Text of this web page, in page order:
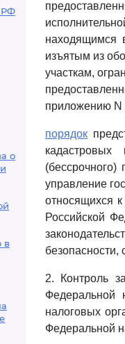
РФ
о
в
находящимся
изъятым из
участкам,
приложению N
порядок
управление
относящихся
Российской
безопасности,
2. Контроль
Федеральной
налоговых
Федеральной